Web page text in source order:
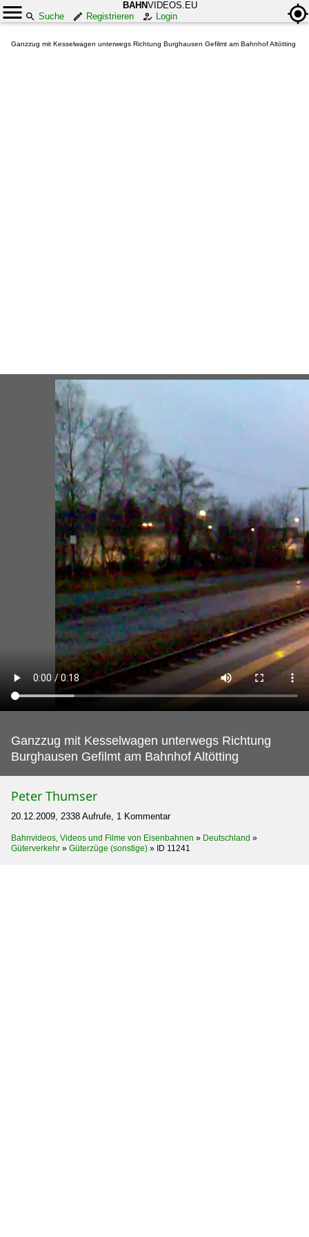
BAHNVIDEOS.EU
Suche
Registrieren Login
Ganzzug mit Kesselwagen unterwegs Richtung Burghausen Gefilmt am Bahnhof Altötting
Ganzzug mit Kesselwagen unterwegs Richtung
Burghausen Gefilmt am Bahnhof Altötting
Peter Thumser
20.12.2009, 2338 Aufrufe, 1 Kommentar
Bahnvideos, Videos und Filme von Eisenbahnen » Deutschland »
Güterverkehr » Güterzüge (sonstige) » ID 11241